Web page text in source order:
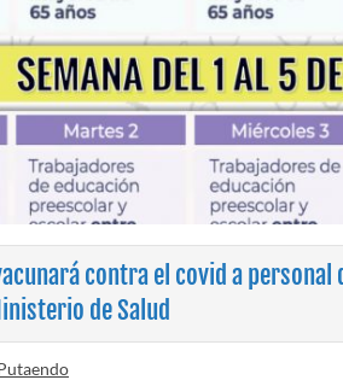
contra el covid a
de Salud